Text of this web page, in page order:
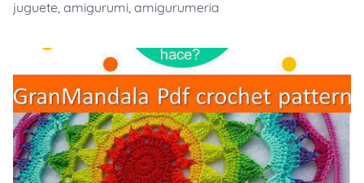
juguete, amigurumi, amigurumeria